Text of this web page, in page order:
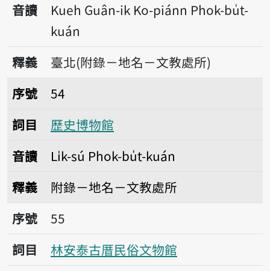
音讀
Kueh Guân-ik Ko-piánn Phok-bu̍t-
kuán
釋義
臺北(附錄－地名－文教處所)
序號54歷史博物館
序號
54
詞目
歷史博物館
音讀
Li̍k-sú Phok-bu̍t-kuán
釋義
附錄－地名－文教處所
序號55林安泰古厝民俗文物館
序號
55
詞目
林安泰古厝民俗文物館